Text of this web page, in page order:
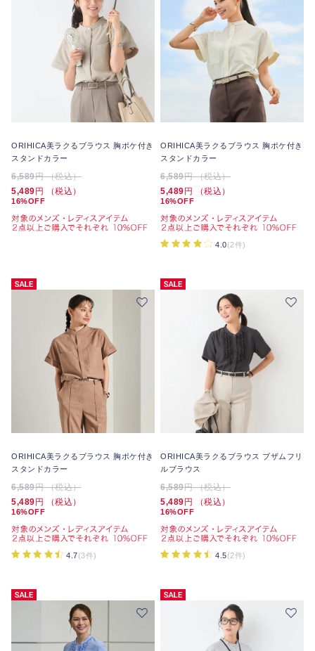
ORIHICA美ラクるブラウス 胸ポケ付き
スタンドカラー
6,589円 （税込）
5,489 円 （税込）
16%OFF
ORIHICA美ラクるブラウス 胸ポケ付き
スタンドカラー
6,589円 （税込）
5,489 円 （税込）
16%OFF
4.0(2件)
ORIHICA美ラクるブラウス 胸ポケ付き
スタンドカラー
6,589円 （税込）
5,489 円 （税込）
16%OFF
4.7(3件)
ORIHICA美ラクるブラウス ブザムフリ
ルブラウス
6,589円 （税込）
5,489 円 （税込）
16%OFF
4.5(2件)